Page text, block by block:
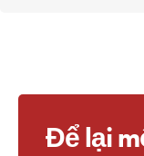
Để lại